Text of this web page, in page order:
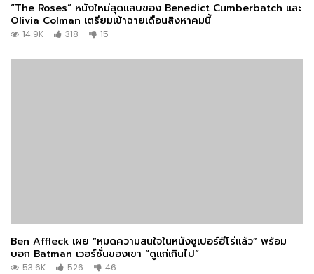
“The Roses” หนังใหม่สุดแสบของ Benedict Cumberbatch และ
Olivia Colman เตรียมเข้าฉายเดือนสิงหาคมนี้
14.9K 318 15
Ben Affleck เผย “หมดความสนใจในหนังซูเปอร์ฮีโร่แล้ว” พร้อม
บอก Batman เวอร์ชั่นของเขา “ดูแก่เกินไป”
53.6K 526 46